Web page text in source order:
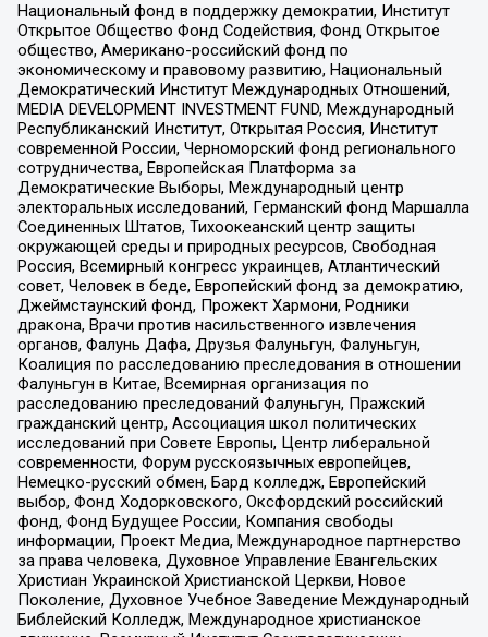
Национальный фонд в поддержку демократии, Институт
Открытое Общество Фонд Содействия, Фонд Открытое
общество, Американо-российский фонд по
экономическому и правовому развитию, Национальный
Демократический Институт Международных Отношений,
MEDIA DEVELOPMENT INVESTMENT FUND, Международный
Республиканский Институт, Открытая Россия, Институт
современной России, Черноморский фонд регионального
сотрудничества, Европейская Платформа за
Демократические Выборы, Международный центр
электоральных исследований, Германский фонд Маршалла
Соединенных Штатов, Тихоокеанский центр защиты
окружающей среды и природных ресурсов, Свободная
Россия, Всемирный конгресс украинцев, Атлантический
совет, Человек в беде, Европейский фонд за демократию,
Джеймстаунский фонд, Прожект Хармони, Родники
дракона, Врачи против насильственного извлечения
органов, Фалунь Дафа, Друзья Фалуньгун, Фалуньгун,
Коалиция по расследованию преследования в отношении
Фалуньгун в Китае, Всемирная организация по
расследованию преследований Фалуньгун, Пражский
гражданский центр, Ассоциация школ политических
исследований при Совете Европы, Центр либеральной
современности, Форум русскоязычных европейцев,
Немецко-русский обмен, Бард колледж, Европейский
выбор, Фонд Ходорковского, Оксфордский российский
фонд, Фонд Будущее России, Компания свободы
информации, Проект Медиа, Международное партнерство
за права человека, Духовное Управление Евангельских
Христиан Украинской Христианской Церкви, Новое
Поколение, Духовное Учебное Заведение Международный
Библейский Колледж, Международное христианское